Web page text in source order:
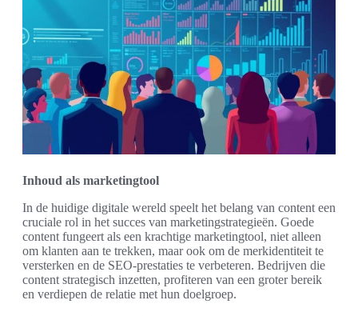
Inhoud als marketingtool
In de huidige digitale wereld speelt het belang van content een
cruciale rol in het succes van marketingstrategieën. Goede
content fungeert als een krachtige marketingtool, niet alleen
om klanten aan te trekken, maar ook om de merkidentiteit te
versterken en de SEO-prestaties te verbeteren. Bedrijven die
content strategisch inzetten, profiteren van een groter bereik
en verdiepen de relatie met hun doelgroep.